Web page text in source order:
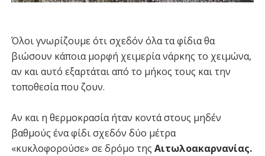
Όλοι γνωρίζουμε ότι σχεδόν όλα τα φίδια θα
βιώσουν κάποια μορφή χειμερία νάρκης το χειμώνα,
αν και αυτό εξαρτάται από το μήκος τους και την
τοποθεσία που ζουν.
Αν και η θερμοκρασία ήταν κοντά στους μηδέν
βαθμούς ένα φίδι σχεδόν δύο μέτρα
«κυκλοφορούσε» σε δρόμο της Αιτωλοακαρνανίας.